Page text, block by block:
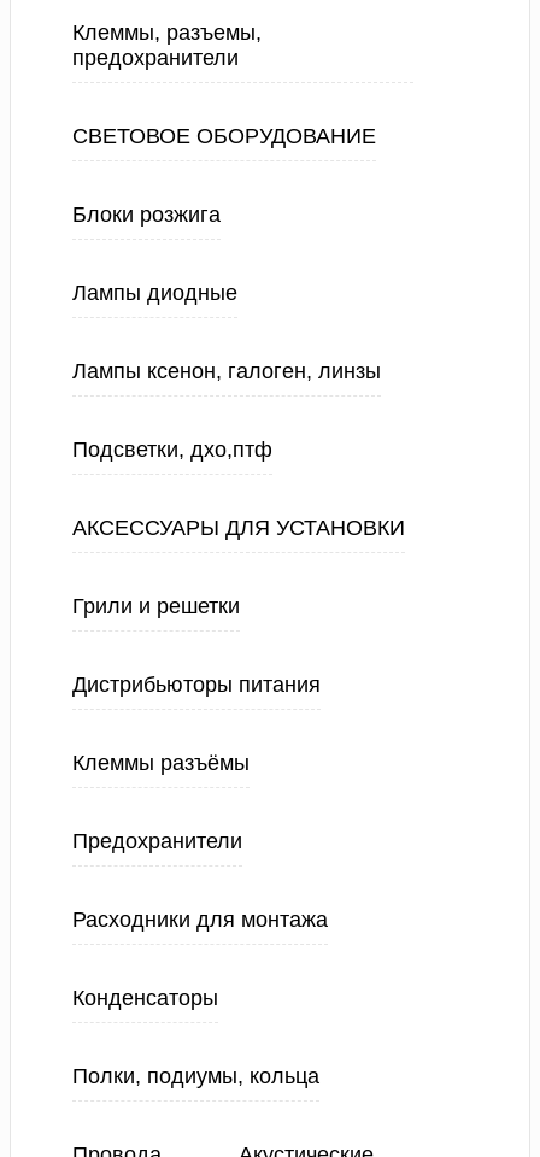
Клеммы, разъемы,
предохранители
СВЕТОВОЕ ОБОРУДОВАНИЕ
Блоки розжига
Лампы диодные
Лампы ксенон, галоген, линзы
Подсветки, дхо,птф
АКСЕССУАРЫ ДЛЯ УСТАНОВКИ
Грили и решетки
Дистрибьюторы питания
Клеммы разъёмы
Предохранители
Расходники для монтажа
Конденсаторы
Полки, подиумы, кольца